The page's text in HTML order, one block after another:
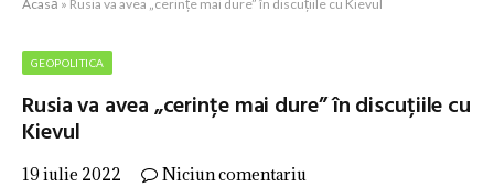
Acasă » Rusia va avea „cerințe mai dure” în discuțiile cu Kievul
GEOPOLITICA
Rusia va avea „cerințe mai dure” în discuțiile cu
Kievul
19 iulie 2022 Niciun comentariu